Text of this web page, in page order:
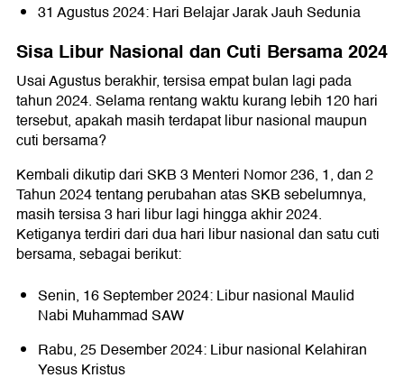
31 Agustus 2024: Hari Belajar Jarak Jauh Sedunia
Sisa Libur Nasional dan Cuti Bersama 2024
Usai Agustus berakhir, tersisa empat bulan lagi pada
tahun 2024. Selama rentang waktu kurang lebih 120 hari
tersebut, apakah masih terdapat libur nasional maupun
cuti bersama?
Kembali dikutip dari SKB 3 Menteri Nomor 236, 1, dan 2
Tahun 2024 tentang perubahan atas SKB sebelumnya,
masih tersisa 3 hari libur lagi hingga akhir 2024.
Ketiganya terdiri dari dua hari libur nasional dan satu cuti
bersama, sebagai berikut:
Senin, 16 September 2024: Libur nasional Maulid
Nabi Muhammad SAW
Rabu, 25 Desember 2024: Libur nasional Kelahiran
Yesus Kristus